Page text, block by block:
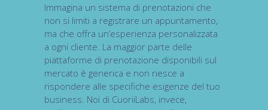
Immagina un sistema di prenotazioni che
non si limiti a registrare un appuntamento,
ma che offra un’esperienza personalizzata
a ogni cliente. La maggior parte delle
piattaforme di prenotazione disponibili sul
mercato è generica e non riesce a
rispondere alle specifiche esigenze del tuo
business. Noi di CuoriiLabs, invece,